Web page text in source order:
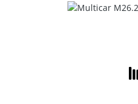
Bildergalerie überspringen